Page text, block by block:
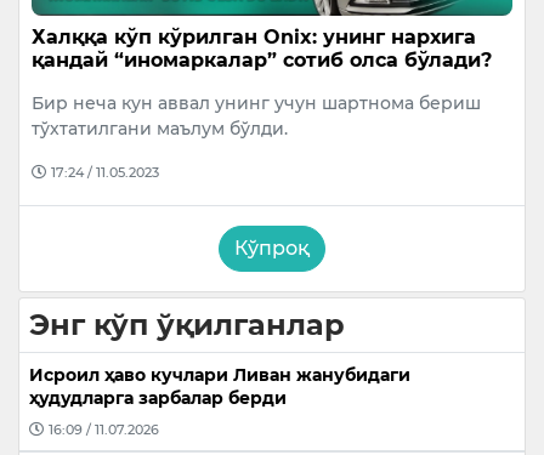
Халққа кўп кўрилган Onix: унинг нархига
қандай “иномаркалар” сотиб олса бўлади?
Бир неча кун аввал унинг учун шартнома бериш
тўхтатилгани маълум бўлди.
17:24 / 11.05.2023
Кўпроқ
Энг кўп ўқилганлар
Исроил ҳаво кучлари Ливан жанубидаги
ҳудудларга зарбалар берди
16:09 / 11.07.2026